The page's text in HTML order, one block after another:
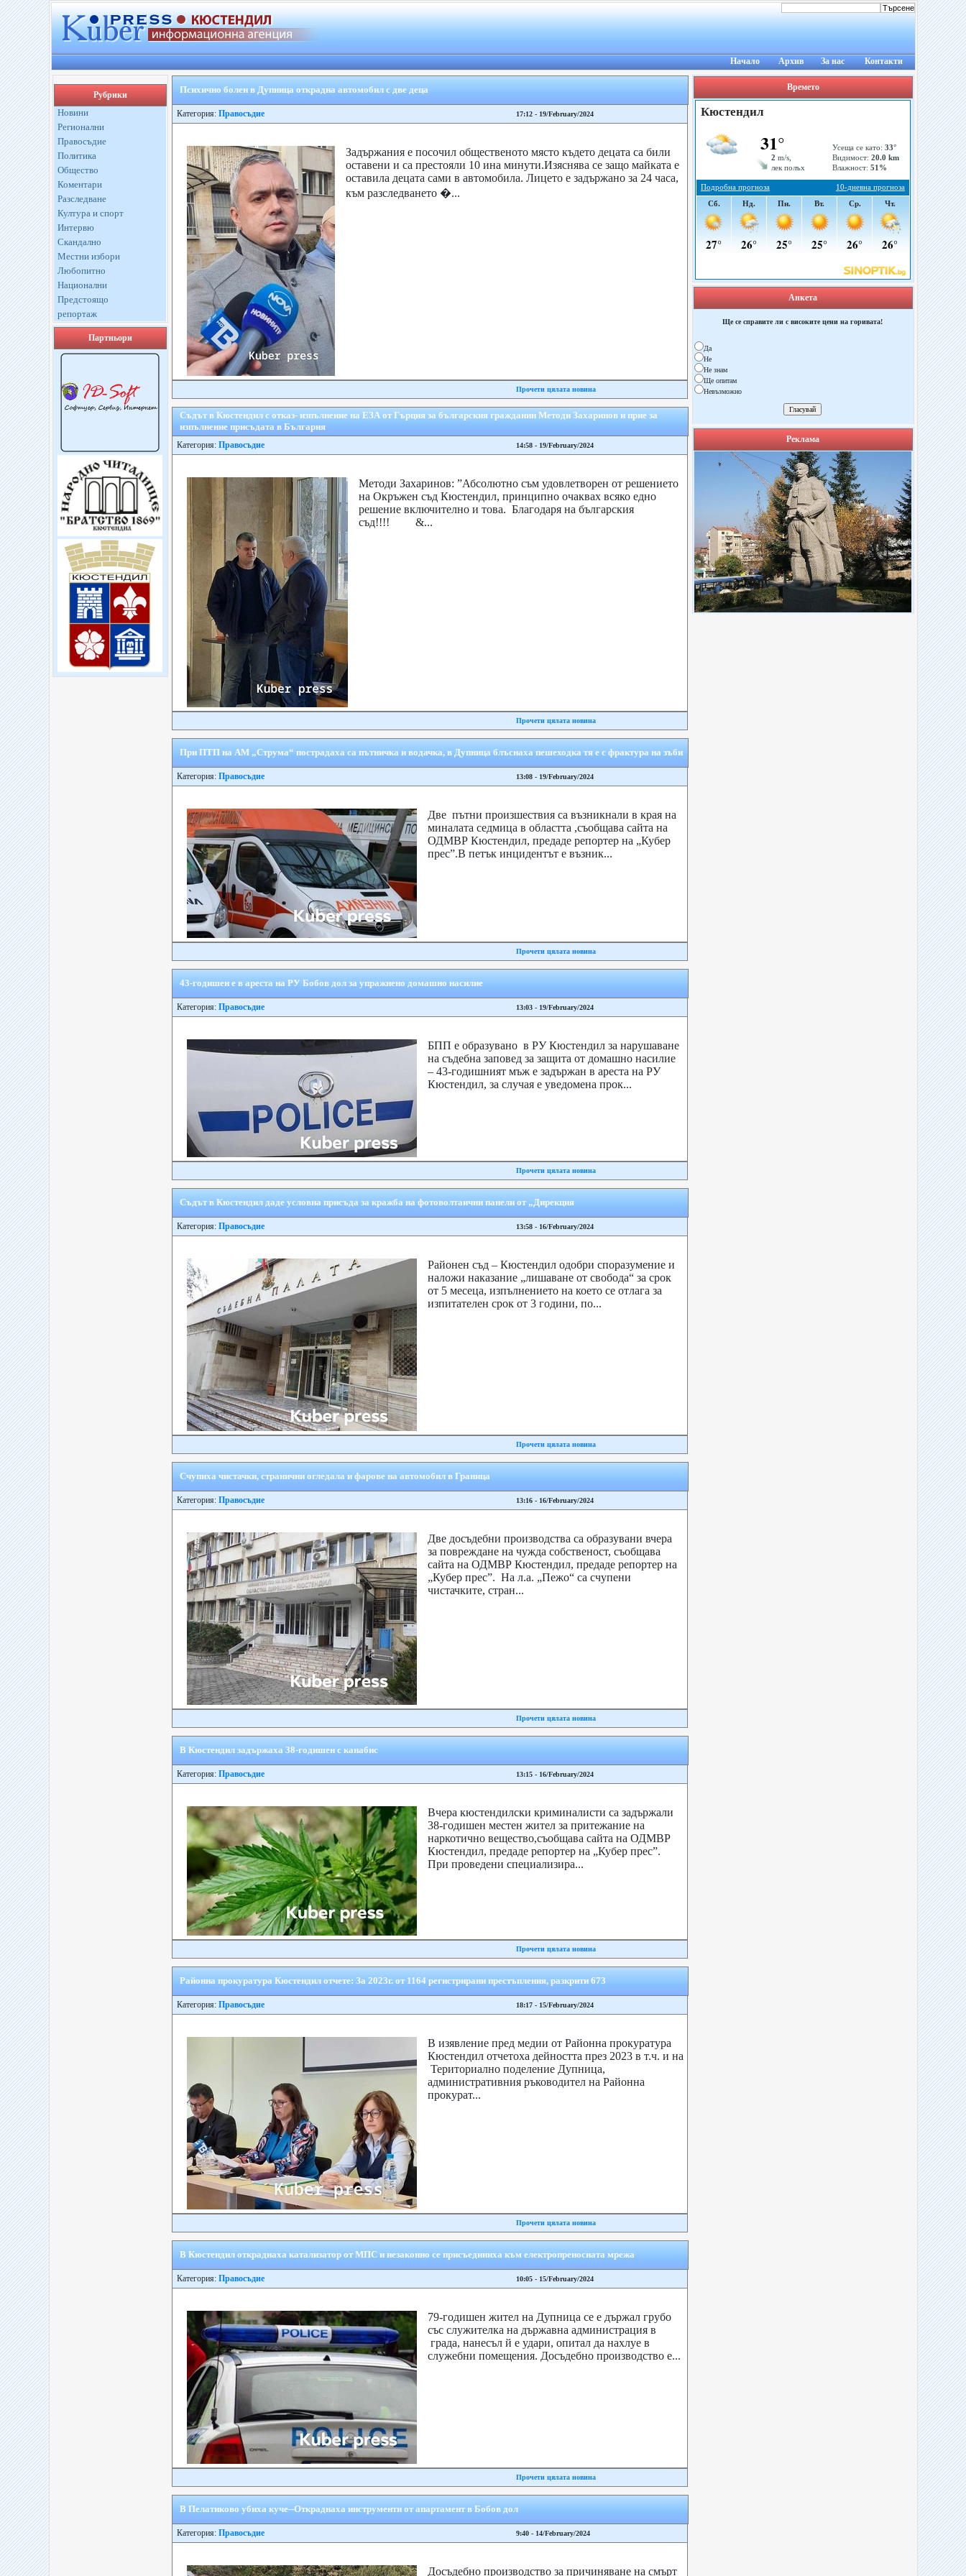
Начало Архив За нас Контакти
Рубрики
Новини
Регионални
Правосъдие
Политика
Общество
Коментари
Разследване
Култура и спорт
Интервю
Скандално
Местни избори
Любопитно
Национални
Предстоящо
репортаж
Партньори
Психично болен в Дупница открадна автомобил с две деца
Категория: Правосъдие 17:12 - 19/February/2024
Задържания е посочил общественото място където децата са били
оставени и са престояли 10 ина минути.Изяснява се защо майката е
оставила децата сами в автомобила. Лицето е задържано за 24 часа,
към разследването �...
Прочети цялата новина
Съдът в Кюстендил с отказ- изпълнение на ЕЗА от Гърция за българския гражданин Методи Захаринов и прие за
изпълнение присъдата в България
Категория: Правосъдие 14:58 - 19/February/2024
Методи Захаринов: ”Абсолютно съм удовлетворен от решението
на Окръжен съд Кюстендил, принципно очаквах всяко едно
решение включително и това. Благодаря на българския
съд!!!! &...
Прочети цялата новина
При ПТП на АМ „Струма“ пострадаха са пътничка и водачка, в Дупница блъснаха пешеходка тя е с фрактура на зъби
Категория: Правосъдие 13:08 - 19/February/2024
Две пътни произшествия са възникнали в края на
миналата седмица в областта ,съобщава сайта на
ОДМВР Кюстендил, предаде репортер на „Кубер
прес”.В петък инцидентът е възник...
Прочети цялата новина
43-годишен е в ареста на РУ Бобов дол за упражнено домашно насилие
Категория: Правосъдие 13:03 - 19/February/2024
БПП е образувано в РУ Кюстендил за нарушаване
на съдебна заповед за защита от домашно насилие
– 43-годишният мъж е задържан в ареста на РУ
Кюстендил, за случая е уведомена прок...
Прочети цялата новина
Съдът в Кюстендил даде условна присъда за кражба на фотоволтаични панели от „Дирекция
Категория: Правосъдие 13:58 - 16/February/2024
Районен съд – Кюстендил одобри споразумение и
наложи наказание „лишаване от свобода“ за срок
от 5 месеца, изпълнението на което се отлага за
изпитателен срок от 3 години, по...
Прочети цялата новина
Счупиха чистачки, странични огледала и фарове на автомобил в Граница
Категория: Правосъдие 13:16 - 16/February/2024
Две досъдебни производства са образувани вчера
за повреждане на чужда собственост, съобщава
сайта на ОДМВР Кюстендил, предаде репортер на
„Кубер прес”. На л.а. „Пежо“ са счупени
чистачките, стран...
Прочети цялата новина
В Кюстендил задържаха 38-годишен с канабис
Категория: Правосъдие 13:15 - 16/February/2024
Вчера кюстендилски криминалисти са задържали
38-годишен местен жител за притежание на
наркотично вещество,съобщава сайта на ОДМВР
Кюстендил, предаде репортер на „Кубер прес”.
При проведени специализира...
Прочети цялата новина
Районна прокуратура Кюстендил отчете: За 2023г. от 1164 регистрирани престъпления, разкрити 673
Категория: Правосъдие 18:17 - 15/February/2024
В изявление пред медии от Районна прокуратура
Кюстендил отчетоха дейността през 2023 в т.ч. и на
Териториално поделение Дупница,
административния ръководител на Районна
прокурат...
Прочети цялата новина
В Кюстендил откраднаха катализатор от МПС и незаконно се присъединиха към електропреносната мрежа
Категория: Правосъдие 10:05 - 15/February/2024
79-годишен жител на Дупница се е държал грубо
със служителка на държавна администрация в
града, нанесъл й е удари, опитал да нахлуе в
служебни помещения. Досъдебно производство е...
Прочети цялата новина
В Пелатиково убиха куче--Откраднаха инструменти от апартамент в Бобов дол
Категория: Правосъдие 9:40 - 14/February/2024
Досъдебно производство за причиняване на смърт
Времето
Анкета
Ще се справите ли с високите цени на горивата!
Да
Не
Не знам
Ще опитам
Невъзможно
Реклама